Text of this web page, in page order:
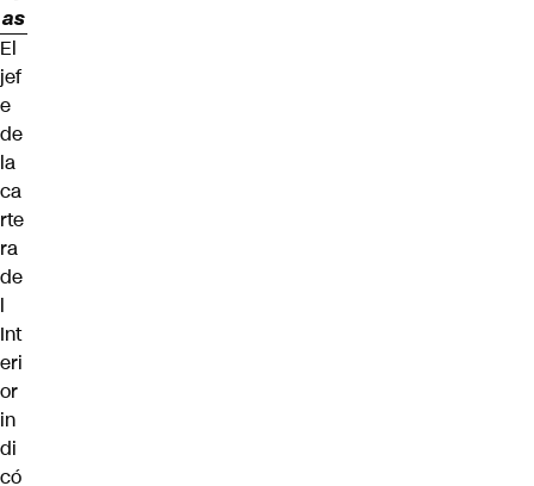
as
El
jef
e
de
la
ca
rte
ra
de
l
Int
eri
or
in
di
có